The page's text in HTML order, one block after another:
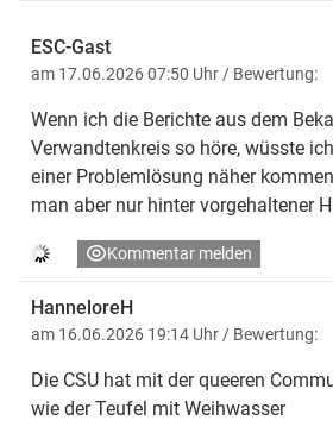
ESC-Gast
am 17.06.2026 07:50 Uhr / Bewertung:
Wenn ich die Berichte aus dem
Verwandtenkreis so höre, wüsste
einer Problemlösung näher
man aber nur hinter vorgehaltener
Kommentar melden
HanneloreH
am 16.06.2026 19:14 Uhr / Bewertung:
Die CSU hat mit der queeren
wie der Teufel mit Weihwasser